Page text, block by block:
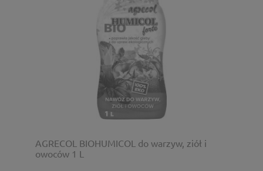
AGRECOL BIOHUMICOL do warzyw, ziół i
owoców 1 L